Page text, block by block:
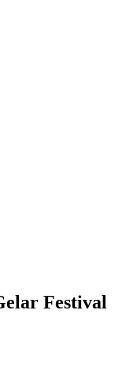
Festival